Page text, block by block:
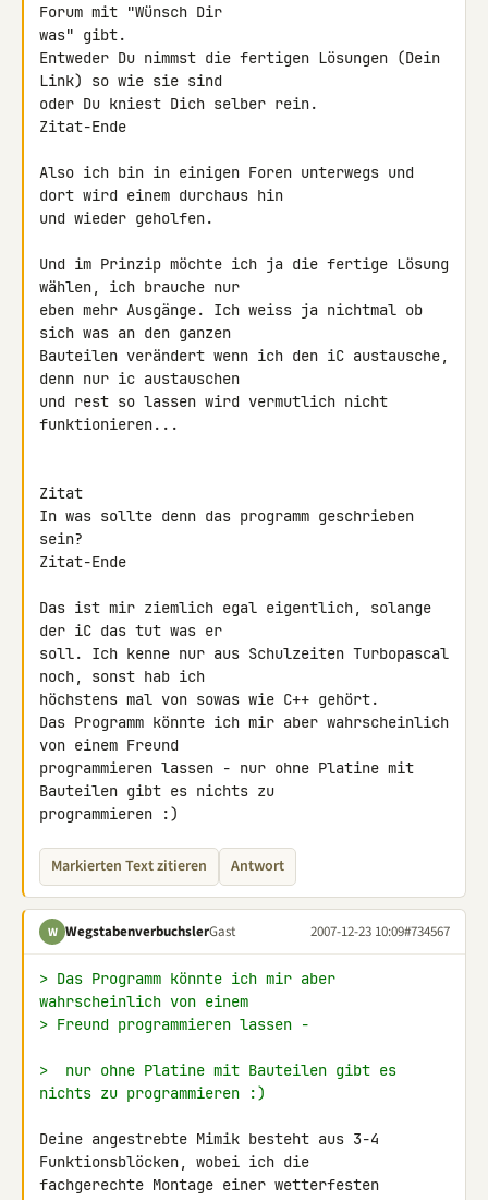
Forum mit "Wünsch Dir
was" gibt.
Entweder Du nimmst die fertigen Lösungen (Dein
Link) so wie sie sind
oder Du kniest Dich selber rein.
Zitat-Ende
Also ich bin in einigen Foren unterwegs und
dort wird einem durchaus hin
und wieder geholfen.
Und im Prinzip möchte ich ja die fertige Lösung
wählen, ich brauche nur
eben mehr Ausgänge. Ich weiss ja nichtmal ob
sich was an den ganzen
Bauteilen verändert wenn ich den iC austausche,
denn nur ic austauschen
und rest so lassen wird vermutlich nicht
funktionieren...
Zitat
In was sollte denn das programm geschrieben
sein?
Zitat-Ende
Das ist mir ziemlich egal eigentlich, solange
der iC das tut was er
soll. Ich kenne nur aus Schulzeiten Turbopascal
noch, sonst hab ich
höchstens mal von sowas wie C++ gehört.
Das Programm könnte ich mir aber wahrscheinlich
von einem Freund
programmieren lassen - nur ohne Platine mit
Bauteilen gibt es nichts zu
programmieren :)
Markierten Text zitieren Antwort
W WegstabenverbuchslerGast 2007-12-23 10:09#734567
> Das Programm könnte ich mir aber
wahrscheinlich von einem
> Freund programmieren lassen -
>  nur ohne Platine mit Bauteilen gibt es
nichts zu programmieren :)
Deine angestrebte Mimik besteht aus 3-4
Funktionsblöcken, wobei ich die
fachgerechte Montage einer wetterfesten